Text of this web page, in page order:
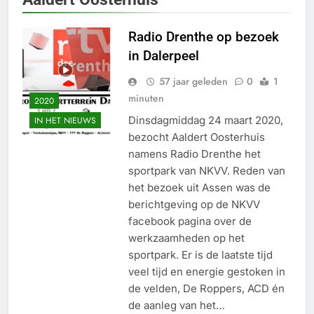
2020
IN HET NIEUWS
Radio Drenthe op bezoek
in Dalerpeel
57 jaar geleden 0
1
minuten
Dinsdagmiddag 24 maart 2020,
bezocht Aaldert Oosterhuis
namens Radio Drenthe het
sportpark van NKVV. Reden van
het bezoek uit Assen was de
berichtgeving op de NKVV
facebook pagina over de
werkzaamheden op het
sportpark. Er is de laatste tijd
veel tijd en energie gestoken in
de velden, De Roppers, ACD én
de aanleg van het…